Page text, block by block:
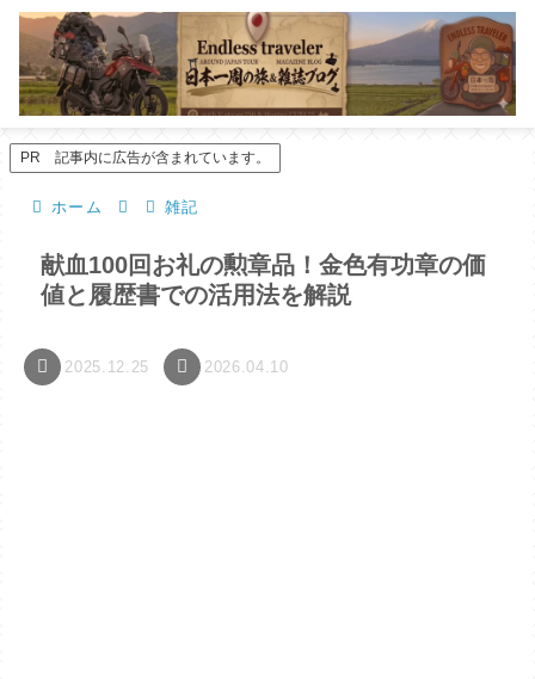
PR 記事内に広告が含まれています。
ホーム 雑記
献血100回お礼の勲章品！金色有功章の価
値と履歴書での活用法を解説
2025.12.25 2026.04.10